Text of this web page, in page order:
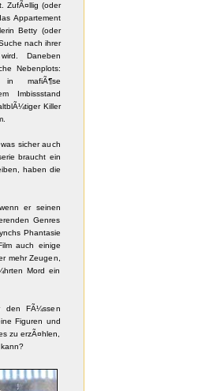
ZufÃ¤llig (oder
Appartement
Betty (oder
nach ihrer
Daneben
Nebenplots:
mafiÃ¶se
Imbissstand
Killer
sicher auch
braucht ein
haben die
er seinen
Genres
Phantasie
auch einige
mehr Zeugen,
Mord ein
den FÃ¼ssen
Figuren und
zu erzÃ¤hlen,